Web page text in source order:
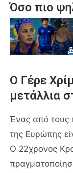
Όσο πιο
Ο Γέρε
μετάλλια
Ένας από τους
της Ευρώπης
Ο 22χρονος